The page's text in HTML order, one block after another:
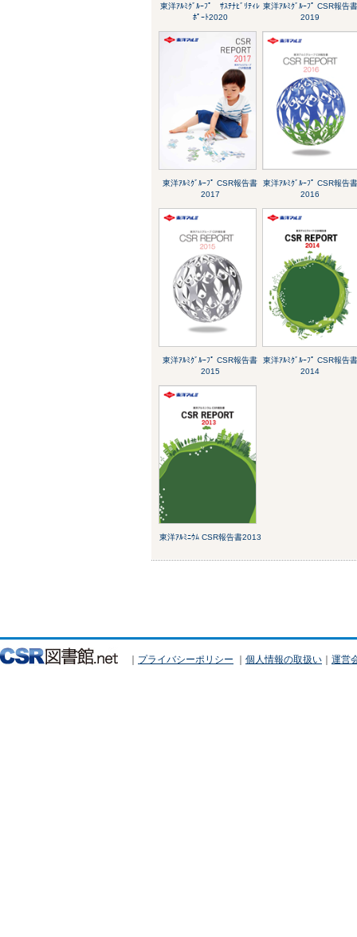
東洋ｱﾙﾐｸﾞﾙｰﾌﾟ ｻｽﾃﾅﾋﾞﾘﾃｨﾚ
ﾎﾟｰﾄ2020
東洋ｱﾙﾐｸﾞﾙｰﾌﾟ CSR報告書
2019
東洋ｱﾙﾐｸﾞﾙｰﾌﾟ CSR報告書
2017
東洋ｱﾙﾐｸﾞﾙｰﾌﾟ CSR報告書
2016
東洋ｱﾙﾐｸﾞﾙｰﾌﾟ CSR報告書
2015
東洋ｱﾙﾐｸﾞﾙｰﾌﾟ CSR報告書
2014
東洋ｱﾙﾐﾆｳﾑ CSR報告書2013
｜ プライバシーポリシー ｜ 個人情報の取扱い ｜ 運営